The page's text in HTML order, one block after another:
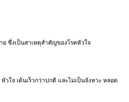
ซึ่งเป็นสาเหตุสำคัญของโรคหัวใจ
จ เต้นเร็วกว่าปกติ และไม่เป็นจังหวะ หลอด